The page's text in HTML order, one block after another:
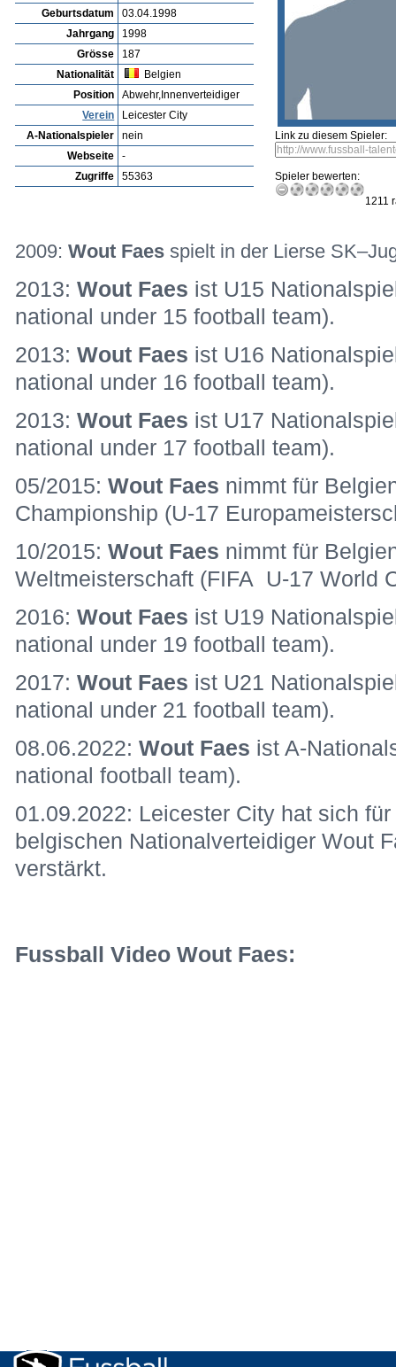
Geburtsdatum
03.04.1998
Jahrgang
1998
Grösse
187
Nationalität
Belgien
Position
Abwehr,Innenverteidiger
Verein
Leicester City
A-Nationalspieler
nein
Webseite
-
Zugriffe
55363
Link zu diesem Spieler:
Spieler bewerten:
1211
2009:Wout Faesspielt in der Lierse
2013:Wout Faes ist U15
national under 15 football team).
2013:Wout Faes ist U16
national under 16 football team).
2013:Wout Faes ist U17
national under 17 football team).
05/2015:Wout Faes nimmt für
Championship (U-17
10/2015:Wout Faes nimmt für
Weltmeisterschaft (FIFA U-17 World
2016:Wout Faes ist U19
national under 19 football team).
2017:Wout Faes ist U21
national under 21 football team).
08.06.2022:Wout Faes ist A-
national football team).
01.09.2022: Leicester City hat sich
belgischen Nationalverteidiger Wout
verstärkt.
Fussball Video Wout Faes: